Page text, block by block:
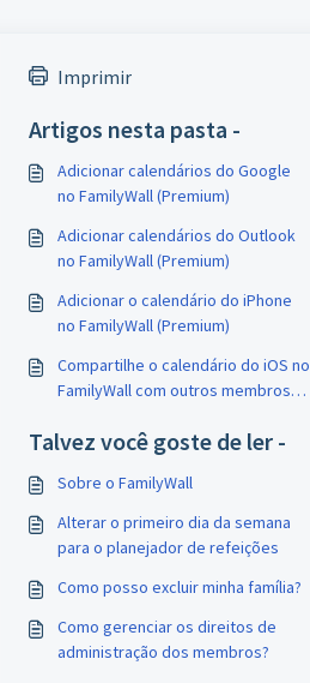
Imprimir
Artigos nesta pasta -
Adicionar calendários do Google
no FamilyWall (Premium)
Adicionar calendários do Outlook
no FamilyWall (Premium)
Adicionar o calendário do iPhone
no FamilyWall (Premium)
Compartilhe o calendário do iOS no
FamilyWall com outros membros
Talvez você goste de ler -
Sobre o FamilyWall
Alterar o primeiro dia da semana
para o planejador de refeições
Como posso excluir minha família?
Como gerenciar os direitos de
administração dos membros?